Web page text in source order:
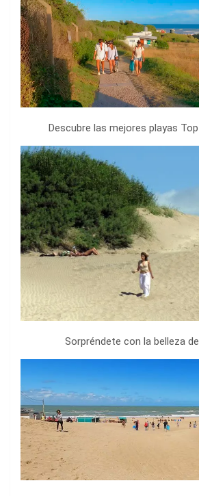
Descubre las mejores playas
Sorpréndete con la belleza